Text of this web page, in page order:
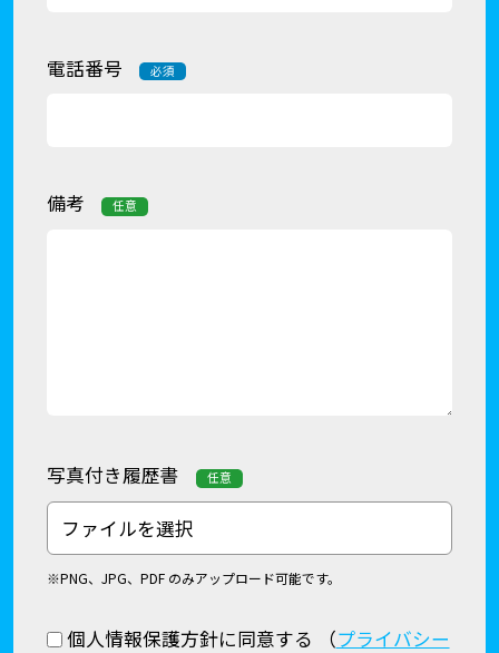
電話番号 必須
備考 任意
写真付き履歴書 任意
ファイルを選択
※PNG、JPG、PDF のみアップロード可能です。
個人情報保護方針に同意する （プライバシー